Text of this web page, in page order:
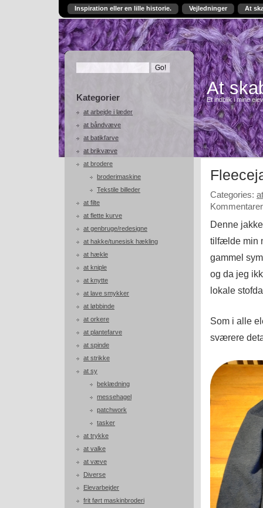
Inspiration eller en lille historie. Vejledninger At
Kategorier
at arbejde i læder
at båndvæve
at batikfarve
at brikvæve
at brodere
broderimaskine
Tekstile billeder
at filte
at flette kurve
at genbruge/redesigne
at hakke/tunesisk hækling
at hækle
at kniple
at knytte
at lave smykker
at løbbinde
at orkere
at plantefarve
at spinde
at strikke
at sy
beklædning
messehagel
patchwork
tasker
at trykke
at valke
at væve
Diverse
Elevarbejder
frit ført maskinbroderi
At
Et indblik i mine
Categories:
Denne
tilfælde min
gammel
og da jeg
lokale
Som i alle
sværere